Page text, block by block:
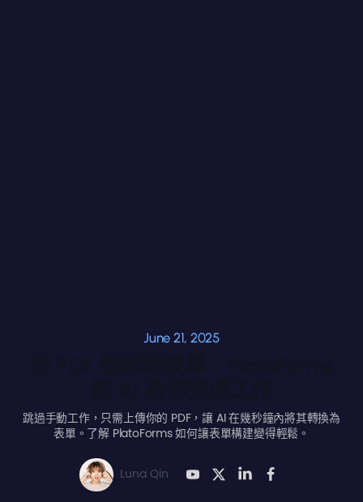
June 21, 2025
跳過手動工作，只需上傳你的 PDF，讓 AI 在幾秒鐘內將其轉換為
表單。了解 PlatoForms 如何讓表單構建變得輕鬆。
Luna Qin